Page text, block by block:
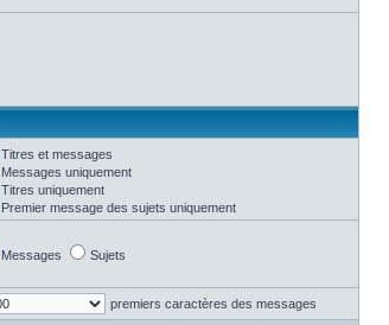
Titres et messages
Messages uniquement
Titres uniquement
Premier message des sujets uniquement
Messages Sujets
premiers caractères des messages